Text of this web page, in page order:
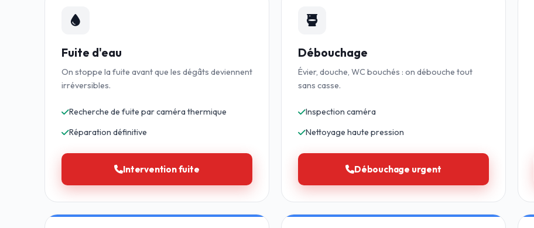
Fuite d'eau
On stoppe la fuite avant que les dégâts deviennent
irréversibles.
Recherche de fuite par caméra thermique
Réparation définitive
Intervention fuite
Débouchage
Évier, douche, WC bouchés : on débouche tout
sans casse.
Inspection caméra
Nettoyage haute pression
Débouchage urgent